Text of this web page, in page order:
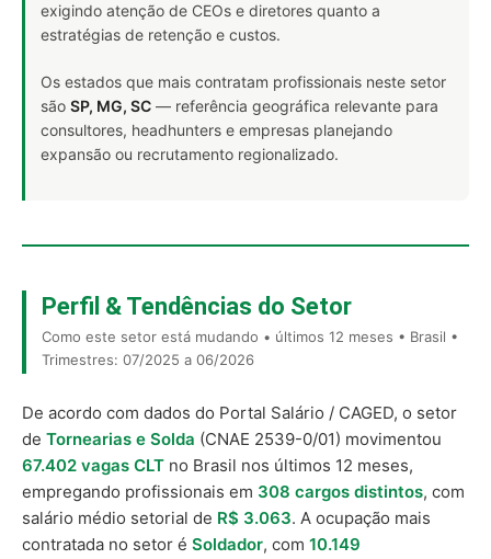
exigindo atenção de CEOs e diretores quanto a
estratégias de retenção e custos.
Os estados que mais contratam profissionais neste setor
são SP, MG, SC — referência geográfica relevante para
consultores, headhunters e empresas planejando
expansão ou recrutamento regionalizado.
Perfil & Tendências do Setor
Como este setor está mudando • últimos 12 meses • Brasil •
Trimestres: 07/2025 a 06/2026
De acordo com dados do Portal Salário / CAGED, o setor
de Tornearias e Solda (CNAE 2539-0/01) movimentou
67.402 vagas CLT no Brasil nos últimos 12 meses,
empregando profissionais em 308 cargos distintos, com
salário médio setorial de R$ 3.063. A ocupação mais
contratada no setor é Soldador, com 10.149